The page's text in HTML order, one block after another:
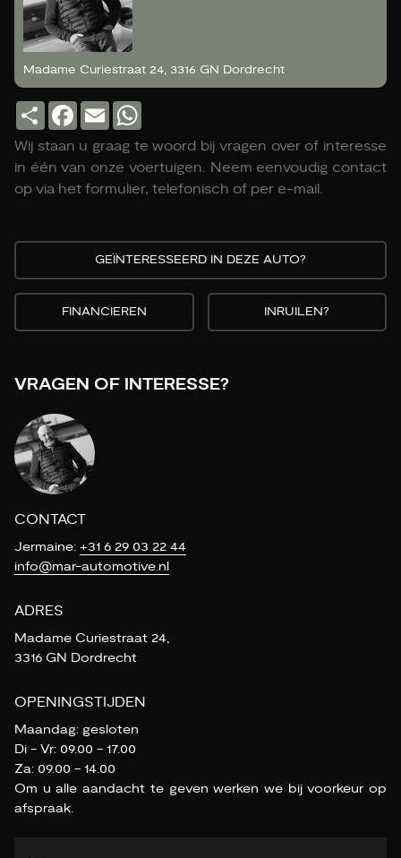
Madame Curiestraat 24, 3316 GN Dordrecht
DeelFacebook
Email
Wij staan u graag te woord bij vragen over of interesse
in één van onze voertuigen. Neem eenvoudig contact
op via het formulier, telefonisch of per e-mail.
GEÏNTERESSEERD IN DEZE AUTO?
FINANCIEREN INRUILEN?
VRAGEN OF INTERESSE?
CONTACT
Jermaine: +31 6 29 03 22 44
info@mar-automotive.nl
ADRES
Madame Curiestraat 24,
3316 GN Dordrecht
OPENINGSTIJDEN
Maandag: gesloten
Di - Vr: 09.00 - 17.00
Za: 09.00 - 14.00
Om u alle aandacht te geven werken we bij voorkeur op
afspraak.